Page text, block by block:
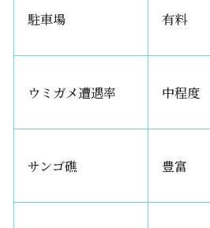
駐車場 有料
ウミガメ遭遇率 中程度
サンゴ礁 豊富